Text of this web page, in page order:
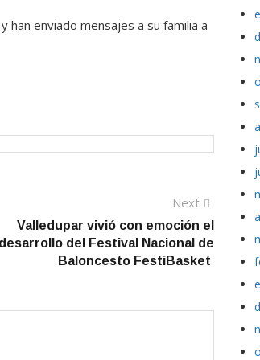
han enviado mensajes a su familia a
Next
post:
Valledupar vivió con emoción el
desarrollo del Festival Nacional de
Baloncesto FestiBasket